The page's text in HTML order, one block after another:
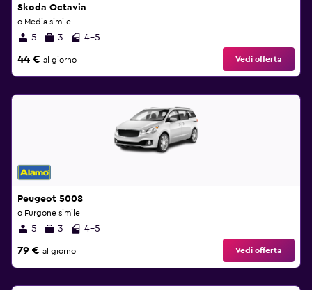
Skoda Octavia
o Media simile
5 3 4-5
44 € al giorno Vedi offerta
Peugeot 5008
o Furgone simile
5 3 4-5
79 € al giorno Vedi offerta